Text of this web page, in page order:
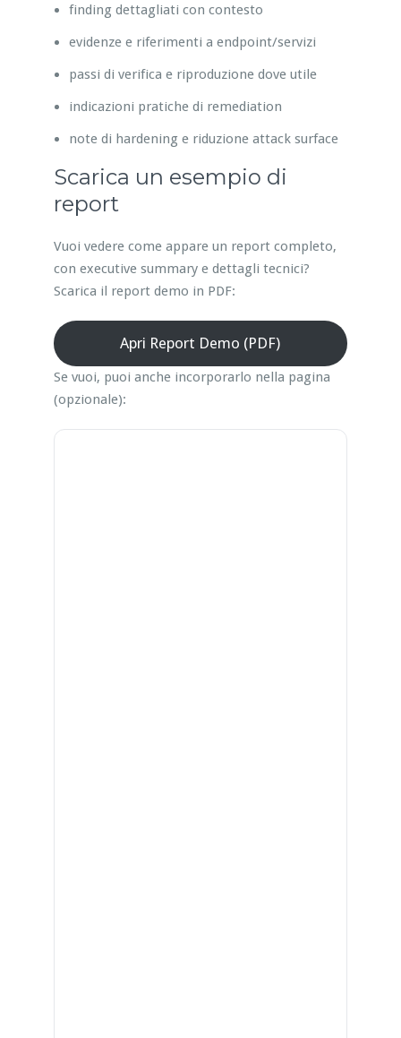
finding dettagliati con contesto
evidenze e riferimenti a endpoint/servizi
passi di verifica e riproduzione dove utile
indicazioni pratiche di remediation
note di hardening e riduzione attack surface
Scarica un esempio di
report
Vuoi vedere come appare un report completo,
con executive summary e dettagli tecnici?
Scarica il report demo in PDF:
Apri Report Demo (PDF)
Se vuoi, puoi anche incorporarlo nella pagina
(opzionale):